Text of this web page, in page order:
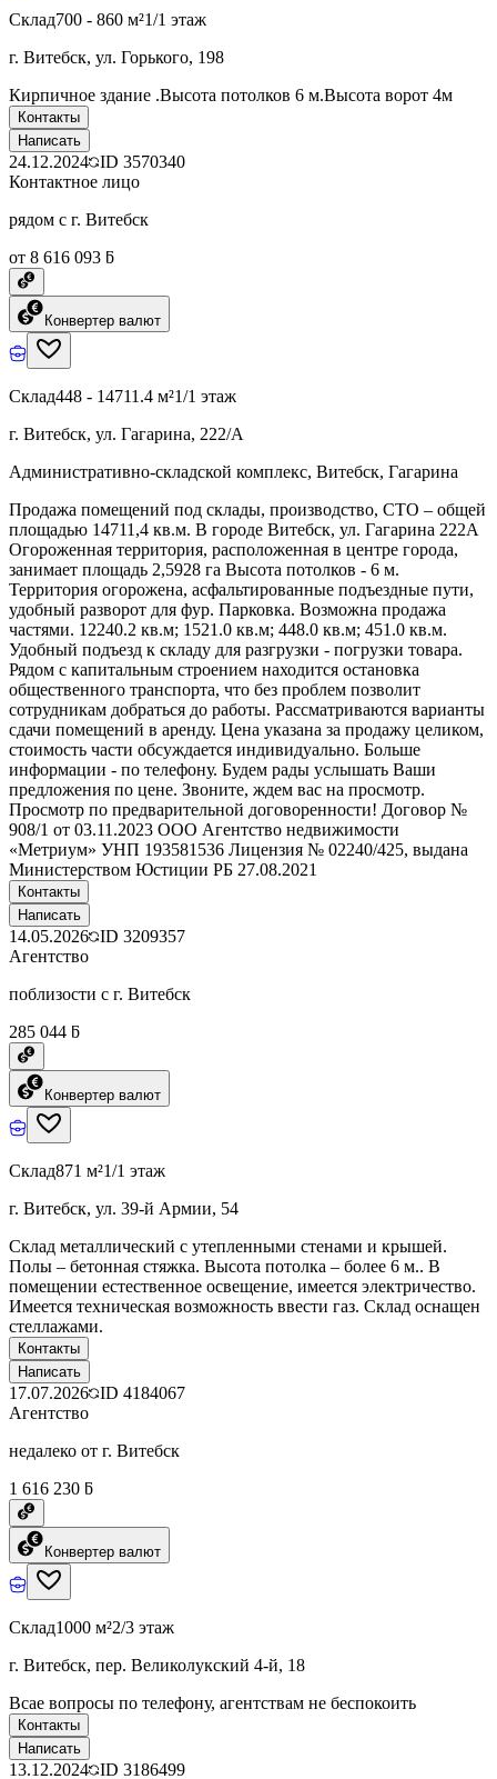
Склад700 - 860 м²1/1 этаж
г. Витебск, ул. Горького, 198
Кирпичное здание .Высота потолков 6 м.Высота ворот 4м
Контакты
Написать
24.12.2024 ID 3570340
Контактное лицо
рядом с г. Витебск
от 8 616 093 ƃ
Конвертер валют
Склад448 - 14711.4 м²1/1 этаж
г. Витебск, ул. Гагарина, 222/А
Административно-складской комплекс, Витебск, Гагарина
Продажа помещений под склады, производство, СТО – общей
площадью 14711,4 кв.м. В городе Витебск, ул. Гагарина 222А
Огороженная территория, расположенная в центре города,
занимает площадь 2,5928 га Высота потолков - 6 м.
Территория огорожена, асфальтированные подъездные пути,
удобный разворот для фур. Парковка. Возможна продажа
частями. 12240.2 кв.м; 1521.0 кв.м; 448.0 кв.м; 451.0 кв.м.
Удобный подъезд к складу для разгрузки - погрузки товара.
Рядом с капитальным строением находится остановка
общественного транспорта, что без проблем позволит
сотрудникам добраться до работы. Рассматриваются варианты
сдачи помещений в аренду. Цена указана за продажу целиком,
стоимость части обсуждается индивидуально. Больше
информации - по телефону. Будем рады услышать Ваши
предложения по цене. Звоните, ждем вас на просмотр.
Просмотр по предварительной договоренности! Договор №
908/1 от 03.11.2023 ООО Агентство недвижимости
«Метриум» УНП 193581536 Лицензия № 02240/425, выдана
Министерством Юстиции РБ 27.08.2021
Контакты
Написать
14.05.2026 ID 3209357
Агентство
поблизости с г. Витебск
285 044 ƃ
Конвертер валют
Склад871 м²1/1 этаж
г. Витебск, ул. 39-й Армии, 54
Склад металлический с утепленными стенами и крышей.
Полы – бетонная стяжка. Высота потолка – более 6 м.. В
помещении естественное освещение, имеется электричество.
Имеется техническая возможность ввести газ. Склад оснащен
стеллажами.
Контакты
Написать
17.07.2026 ID 4184067
Агентство
недалеко от г. Витебск
1 616 230 ƃ
Конвертер валют
Склад1000 м²2/3 этаж
г. Витебск, пер. Великолукский 4-й, 18
Всае вопросы по телефону, агентствам не беспокоить
Контакты
Написать
13.12.2024 ID 3186499